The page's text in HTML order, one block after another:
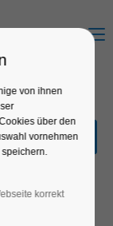
Menu
von ihnen
über den
vornehmen
korrekt